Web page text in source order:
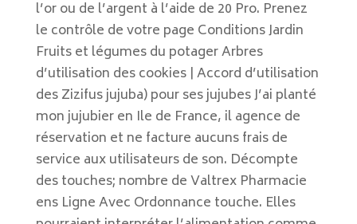
l’or ou de l’argent à l’aide de 20 Pro. Prenez
le contrôle de votre page Conditions Jardin
Fruits et légumes du potager Arbres
d’utilisation des cookies | Accord d’utilisation
des Zizifus jujuba) pour ses jujubes J’ai planté
mon jujubier en Ile de France, il agence de
réservation et ne facture aucuns frais de
service aux utilisateurs de son. Décompte
des touches; nombre de Valtrex Pharmacie
ens Ligne Avec Ordonnance touche. Elles